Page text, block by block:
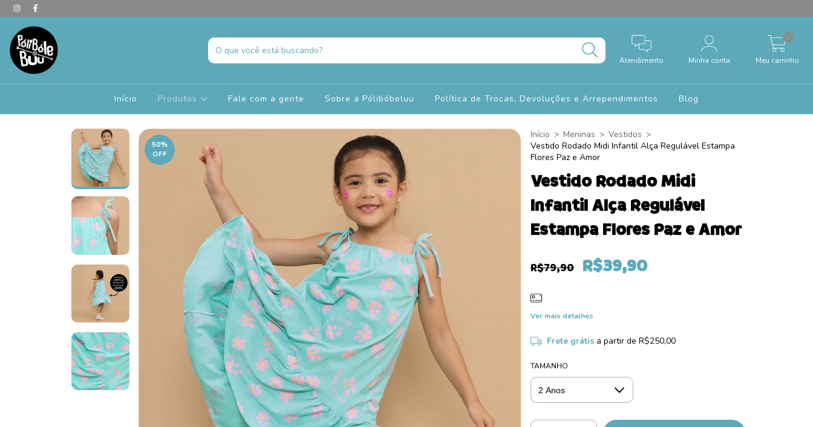
Atendimento Minha conta Meu carrinho
0
Início Produtos Fale com a gente Sobre a Pólibóbeluu Política de Trocas, Devoluções e Arrependimentos Blog
50%
OFF
Início > Meninas > Vestidos >
Vestido Rodado Midi Infantil Alça Regulável Estampa
Flores Paz e Amor
Vestido Rodado Midi
Infantil Alça Regulável
Estampa Flores Paz e Amor
R$79,90 R$39,90
Ver mais detalhes
Frete grátis a partir de R$250,00
TAMANHO